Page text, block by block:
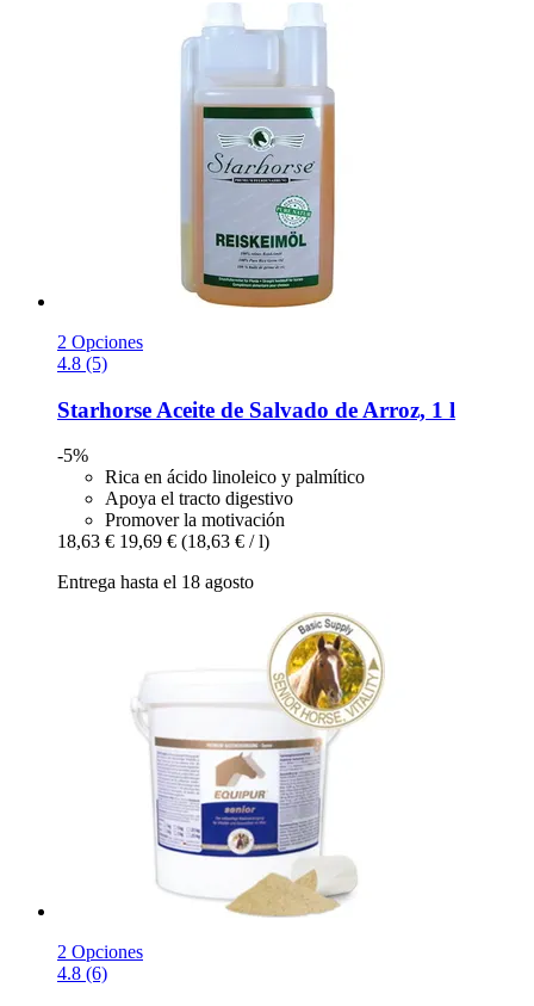
2 Opciones
4.8 (5)
Starhorse Aceite de Salvado de Arroz, 1 l
-5%
Rica en ácido linoleico y palmítico
Apoya el tracto digestivo
Promover la motivación
18,63 € 19,69 € (18,63 € / l)
Entrega hasta el 18 agosto
2 Opciones
4.8 (6)